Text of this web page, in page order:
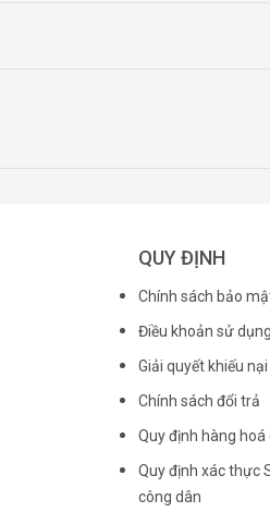
QUY ĐỊNH
Chính sách bảo
Điều khoản sử dụng
Giải quyết khiếu nại
Chính sách đổi trả
Quy định hàng hoá
Quy định xác thực
công dân